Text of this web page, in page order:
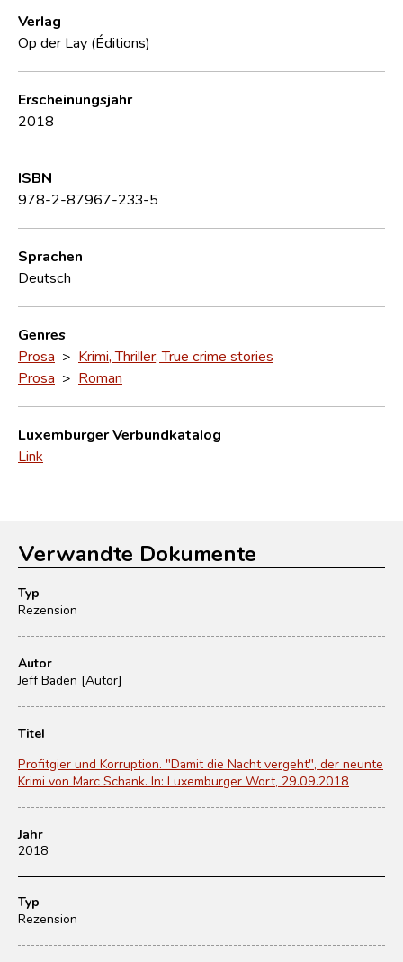
Verlag
Op der Lay (Éditions)
Erscheinungsjahr
2018
ISBN
978-2-87967-233-5
Sprachen
Deutsch
Genres
Prosa > Krimi, Thriller, True crime stories
Prosa > Roman
Luxemburger Verbundkatalog
Link
Verwandte Dokumente
Typ
Rezension
Autor
Jeff Baden [Autor]
Titel
Profitgier und Korruption. "Damit die Nacht vergeht", der neunte
Krimi von Marc Schank. In: Luxemburger Wort, 29.09.2018
Jahr
2018
Typ
Rezension